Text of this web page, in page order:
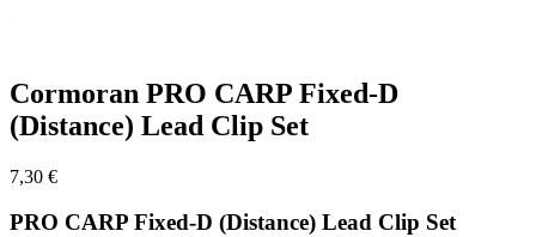
Cormoran PRO CARP Fixed-D
(Distance) Lead Clip Set
7,30 €
PRO CARP Fixed-D (Distance) Lead Clip Set